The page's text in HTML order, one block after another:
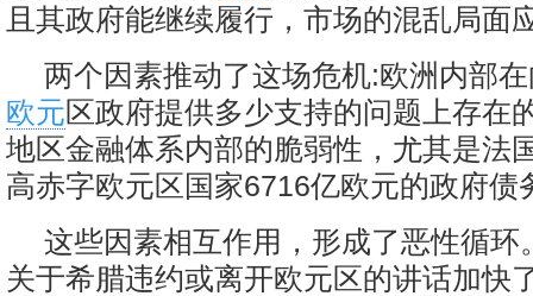
且其政府能继续履行，市场的混乱局面
两个因素推动了这场危机:欧洲内部
欧元区政府提供多少支持的问题上存在
地区金融体系内部的脆弱性，尤其是法
高赤字欧元区国家6716亿欧元的政府债
这些因素相互作用，形成了恶性循环
关于希腊违约或离开欧元区的讲话加快